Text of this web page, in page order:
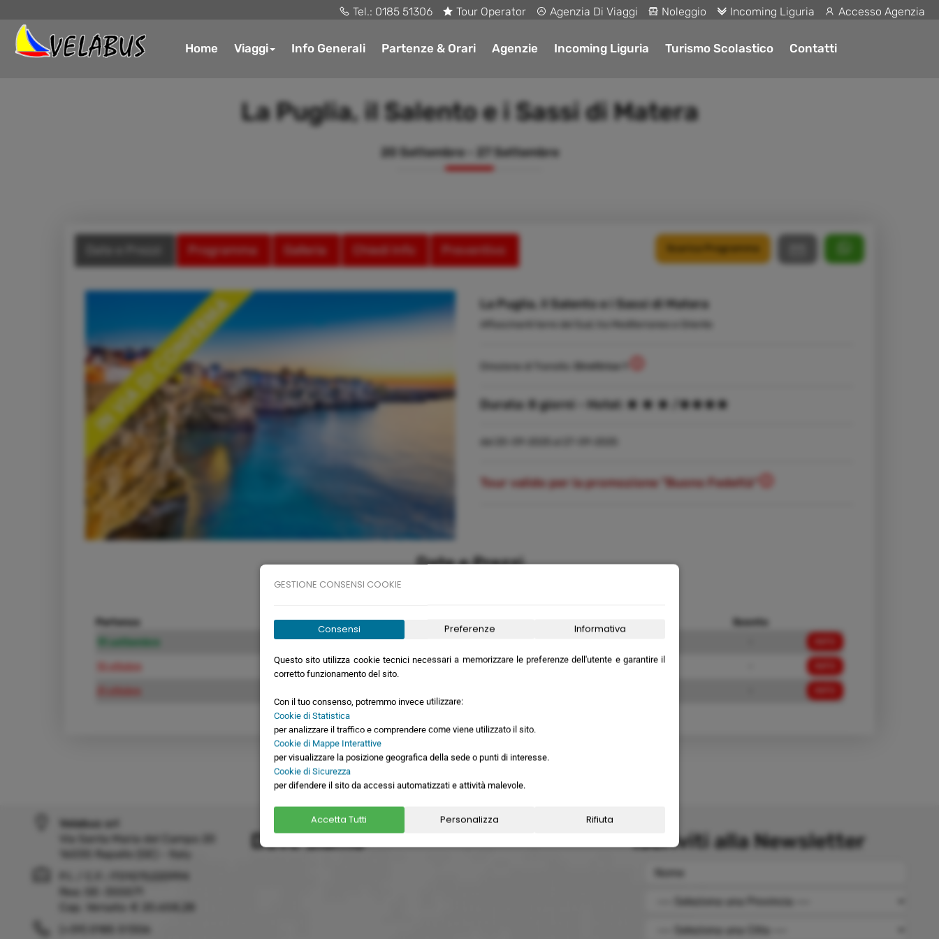
Tel.: 0185 51306 Tour Operator Agenzia Di Viaggi Noleggio Incoming Liguria Accesso Agenzia
Home Viaggi Info Generali Partenze & Orari Agenzie Incoming Liguria Turismo Scolastico Contatti
GESTIONE CONSENSI COOKIE
Consensi Preferenze Informativa
Questo sito utilizza cookie tecnici necessari a memorizzare le preferenze dell'utente e garantire il
corretto funzionamento del sito.
Con il tuo consenso, potremmo invece utilizzare:
Cookie di Statistica
per analizzare il traffico e comprendere come viene utilizzato il sito.
Cookie di Mappe Interattive
per visualizzare la posizione geografica della sede o punti di interesse.
Cookie di Sicurezza
per difendere il sito da accessi automatizzati e attività malevole.
Accetta Tutti Personalizza Rifiuta
La Puglia, il Salento e i Sassi di Matera
20 Settembre - 27 Settembre
Programma Galleria Chiedi Info Preventivo Scarica Programma
La Puglia, il Salento e i Sassi di Matera
Durata: 8 giorni - Hotel:
Tour valido per la promozione "Buono Fedeltà"
Date e Prezzi
Partenza Arrivo
Sconto
19 settembre
26 settembre
10 ottobre 17 ottobre 8 giorni 1.340,00 €
Velabus srl
Via Santa Maria del Campo 20
16035 Rapallo (GE) - Italy
Rea: GE-355571
Cap. Versato: € 20.658,28
Dove siamo Iscriviti alla Newsletter